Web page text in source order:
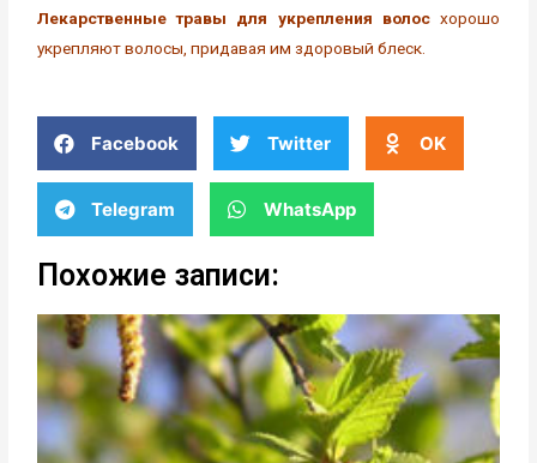
Лекарственные травы для укрепления волосхорошо
укрепляют волосы, придавая им здоровый блеск.
Facebook Twitter OK
Telegram WhatsApp
Похожие записи: